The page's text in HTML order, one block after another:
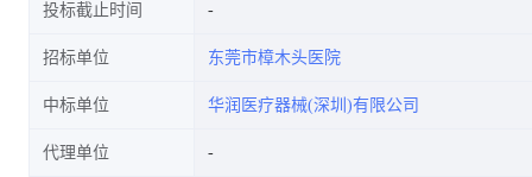
投标截止时间
招标单位 东莞市樟木头医院
中标单位 华润医疗器械(深圳)有限公司
代理单位